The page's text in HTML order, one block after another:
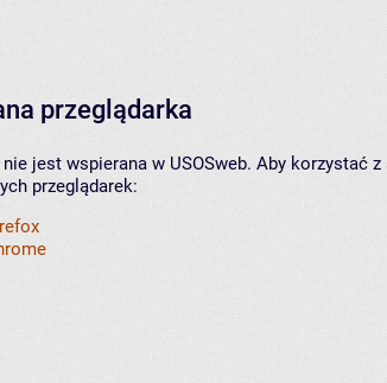
przeglądarka
jest wspierana w USOSweb. Aby korzystać
przeglądarek: